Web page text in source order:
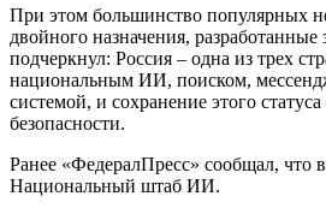
При этом большинство популярных
двойного назначения, разработанные
подчеркнул: Россия – одна из трех
национальным ИИ, поиском,
системой, и сохранение этого
безопасности.
Ранее «ФедералПресс» сообщал, что
Национальный штаб ИИ.